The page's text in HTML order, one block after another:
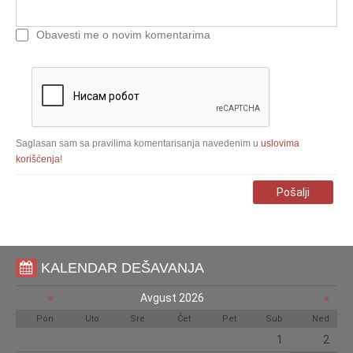
Obavesti me o novim komentarima
Saglasan sam sa pravilima komentarisanja navedenim u uslovima
korišćenja!
Pošalji
KALENDAR DEŠAVANJA
« Avgust 2026 »
Pon Uto Sre Čet Pet Sub Ned
1
2